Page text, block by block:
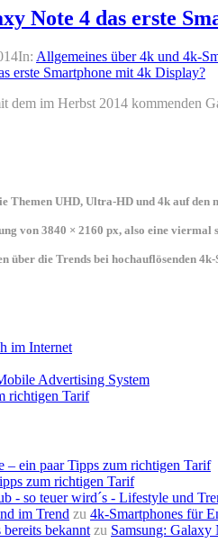
Note 4 das erste
In: Allgemeines über 4k und 4k-
dem im Herbst 2014
Themen UHD, Ultra-HD und 4k auf den
von 3840 × 2160 px, also eine viermal
über die Trends bei hochauflösenden
im Internet
Advertising System
richtigen Tarif
– ein paar Tipps zum richtigen Tarif
zum richtigen Tarif
- so teuer wird´s - Lifestyle und
im Trend zu 4k-Smartphones für
bereits bekannt zu Samsung: